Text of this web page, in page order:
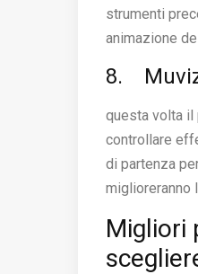
strumenti
animazione
8.
questa volta il
controllare
di partenza
miglioreranno
Migliori